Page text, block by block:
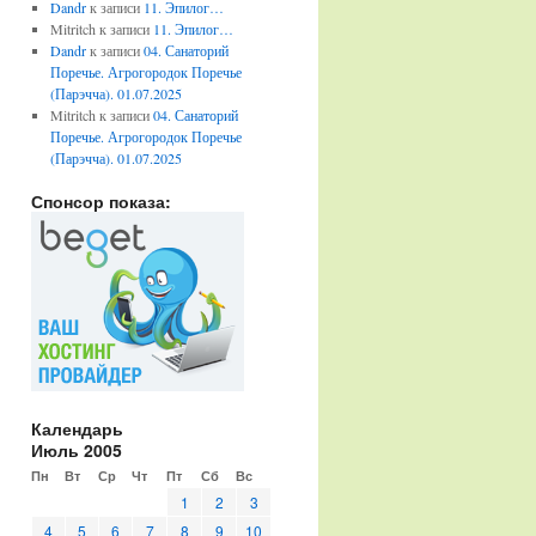
Dandrк записи 11. Эпилог…
Mitritch к записи 11. Эпилог…
Dandrк записи04. Санаторий
Поречье. Агрогородок Поречье
(Парэчча). 01.07.2025
Mitritch к записи04. Санаторий
Поречье. Агрогородок Поречье
(Парэчча). 01.07.2025
Спонсор показа:
Календарь
Июль 2005
Пн Вт Ср Чт Пт Сб Вс
1 2
3
4
5 6 7 8 9 10